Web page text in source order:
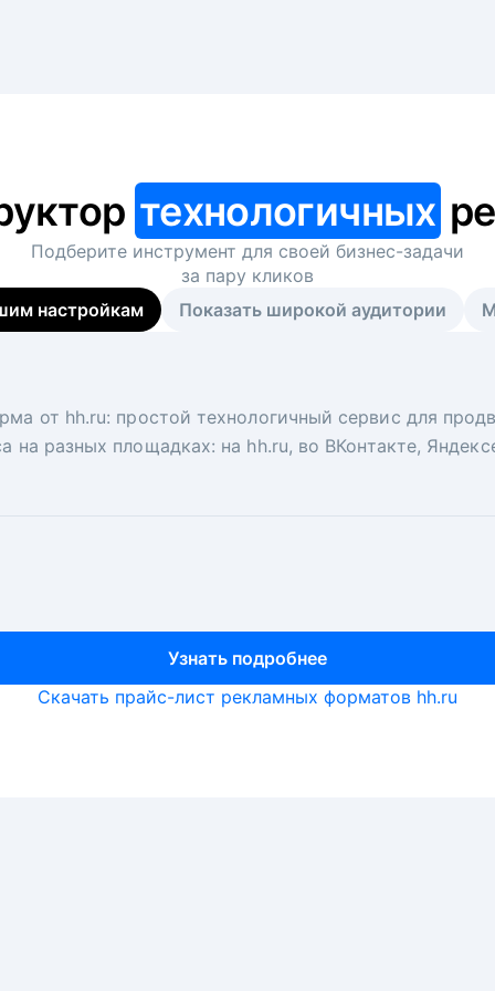
технологичных
Подберите инструмент для своей бизнес-задачи
за пару кликов
настройкам
Показать широкой аудитории
от hh.ru: простой технологичный сервис для
на разных площадках: на hh.ru, во ВКонтакте,
Узнать подробнее
вакансий на главной странице hh.ru.
ключ. Решите, сколько кандидатов и когда вам
рекрутеры и проектные менеджеры hh.ru с
Узнать подробнее
Скачать прайс-лист рекламных форматов hh.ru